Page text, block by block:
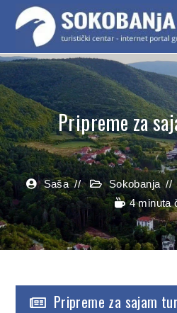
Pripreme za
Saša Sokobanja
4 minuta
Pripreme za sajam